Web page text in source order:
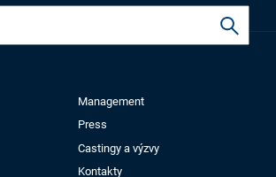
Management
Press
Castingy a výzvy
Kontakty